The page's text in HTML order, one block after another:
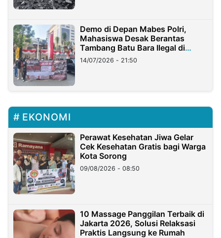
Demo di Depan Mabes Polri,
Mahasiswa Desak Berantas
Tambang Batu Bara Ilegal di
Lampung
14/07/2026 - 21:50
EKONOMI
Perawat Kesehatan Jiwa Gelar
Cek Kesehatan Gratis bagi Warga
Kota Sorong
09/08/2026 - 08:50
10 Massage Panggilan Terbaik di
Jakarta 2026, Solusi Relaksasi
Praktis Langsung ke Rumah